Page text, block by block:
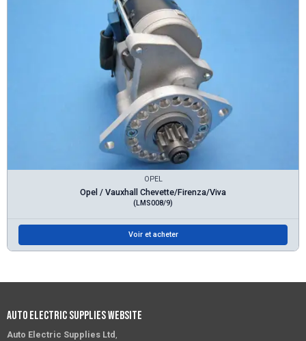
OPEL
Opel / Vauxhall Chevette/Firenza/Viva
(LMS008/9)
Voir et acheter
Auto Electric Supplies Website
Auto Electric Supplies Ltd ,